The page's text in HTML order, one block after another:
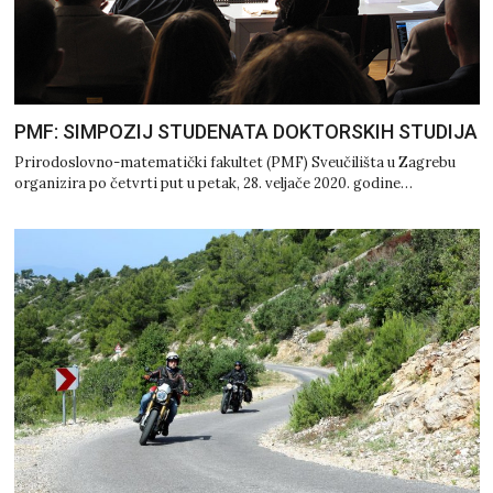
PMF: SIMPOZIJ STUDENATA DOKTORSKIH STUDIJA
Prirodoslovno-matematički fakultet (PMF) Sveučilišta u Zagrebu
organizira po četvrti put u petak, 28. veljače 2020. godine…